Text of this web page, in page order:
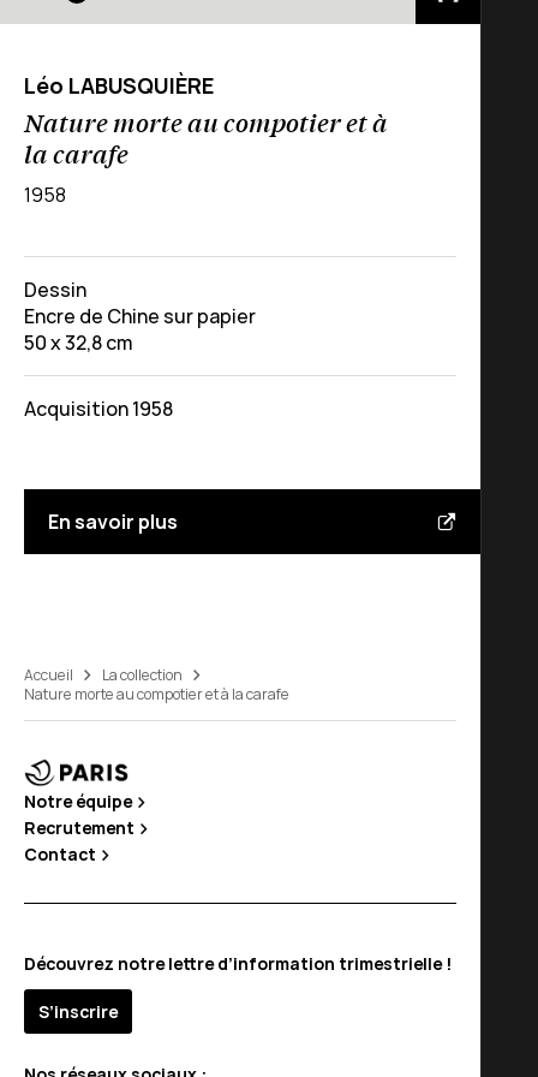
Léo LABUSQUIÈRE
Nature morte au compotier et à
la carafe
1958
Dessin
Encre de Chine sur papier
50 x 32,8 cm
Acquisition 1958
En savoir plus
Accueil
La collection
Nature morte au compotier et à la carafe
Notre équipe
Recrutement
Contact
Découvrez notre lettre d’information trimestrielle !
S’inscrire